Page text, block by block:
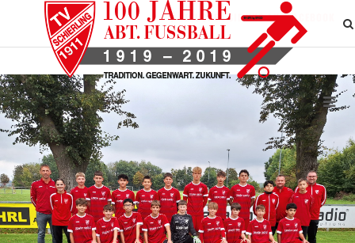
BESUCHEN SIE UNS AUF FACEBOOK